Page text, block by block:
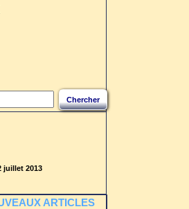
juillet 2013
Chercher
ARTICLES